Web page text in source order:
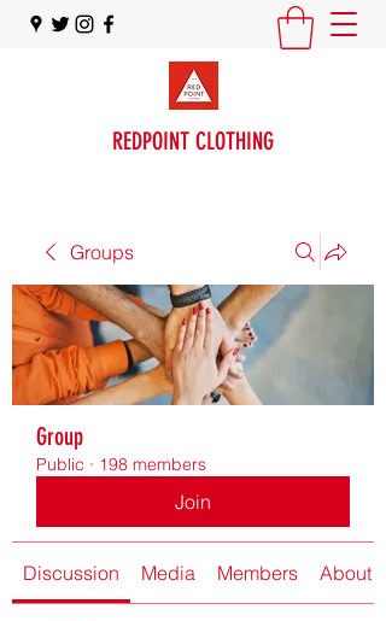
REDPOINT CLOTHING
Groups
Group
Public · 198 members
Join
Discussion Media Members About